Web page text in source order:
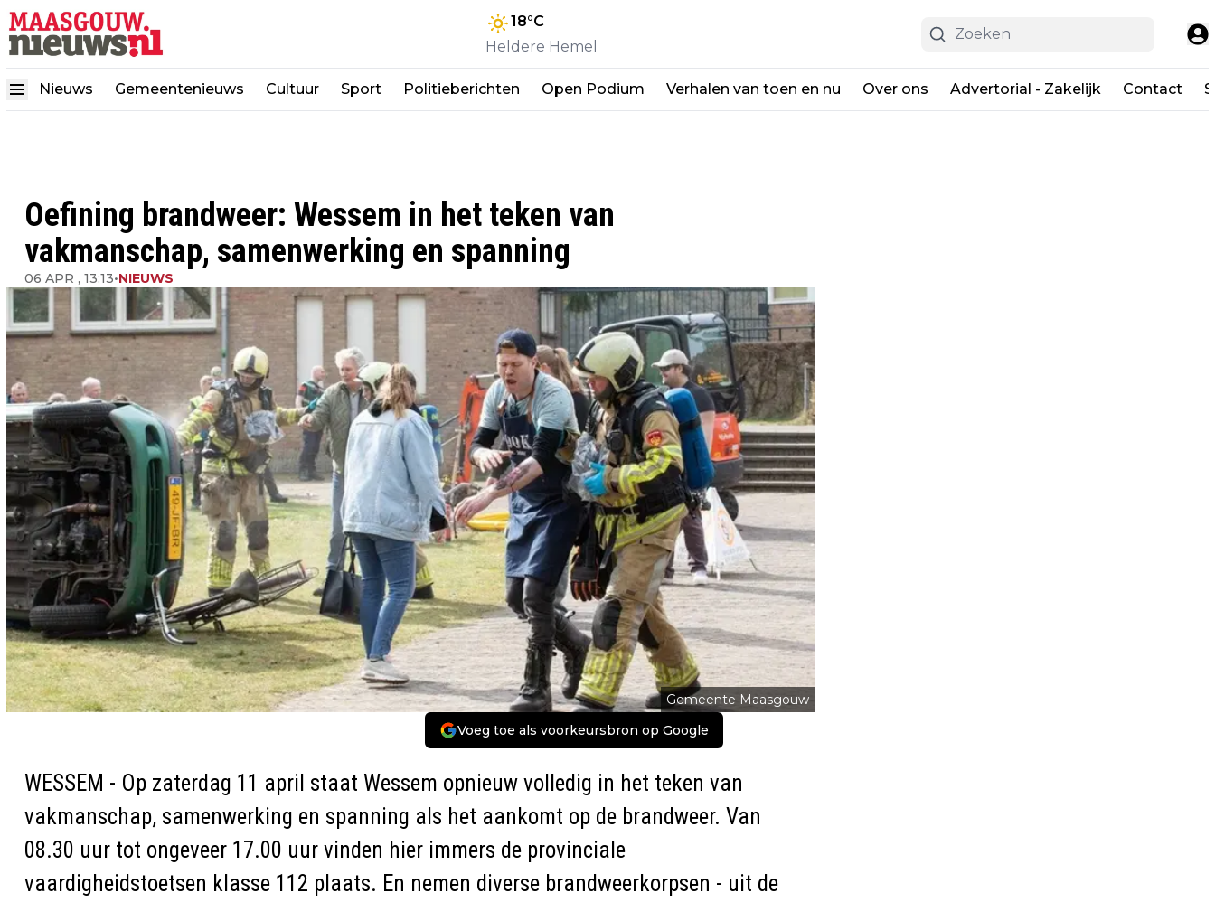
18°C
Heldere Hemel
Nieuws Gemeentenieuws Cultuur Sport Politieberichten Open Podium Verhalen van toen en nu Over ons Advertorial - Zakelijk Contact
Oefining brandweer: Wessem in het teken van
vakmanschap, samenwerking en spanning
06 APR , 13:13•NIEUWS
Gemeente Maasgouw
Voeg toe als voorkeursbron op Google
WESSEM - Op zaterdag 11 april staat Wessem opnieuw volledig in het teken van
vakmanschap, samenwerking en spanning als het aankomt op de brandweer. Van
08.30 uur tot ongeveer 17.00 uur vinden hier immers de provinciale
vaardigheidstoetsen klasse 112 plaats. En nemen diverse brandweerkorpsen - uit de